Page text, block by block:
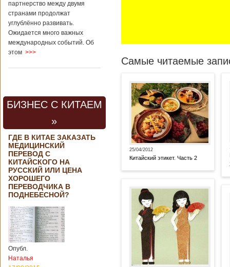
партнерство между двумя
странами продолжат
углублённо развивать.
Ожидается много важных
международных событий. Об
этом >>>
БИЗНЕС С КИТАЕМ
»
ГДЕ В КИТАЕ ЗАКАЗАТЬ
МЕДИЦИНСКИЙ
ПЕРЕВОД С
КИТАЙСКОГО НА
РУССКИЙ ИЛИ ЦЕНА
ХОРОШЕГО
ПЕРЕВОДЧИКА В
ПОДНЕБЕСНОЙ?
Опубл.
Наталья
Самые читаемые
25/04/2012
Китайский этикет. Часть 2